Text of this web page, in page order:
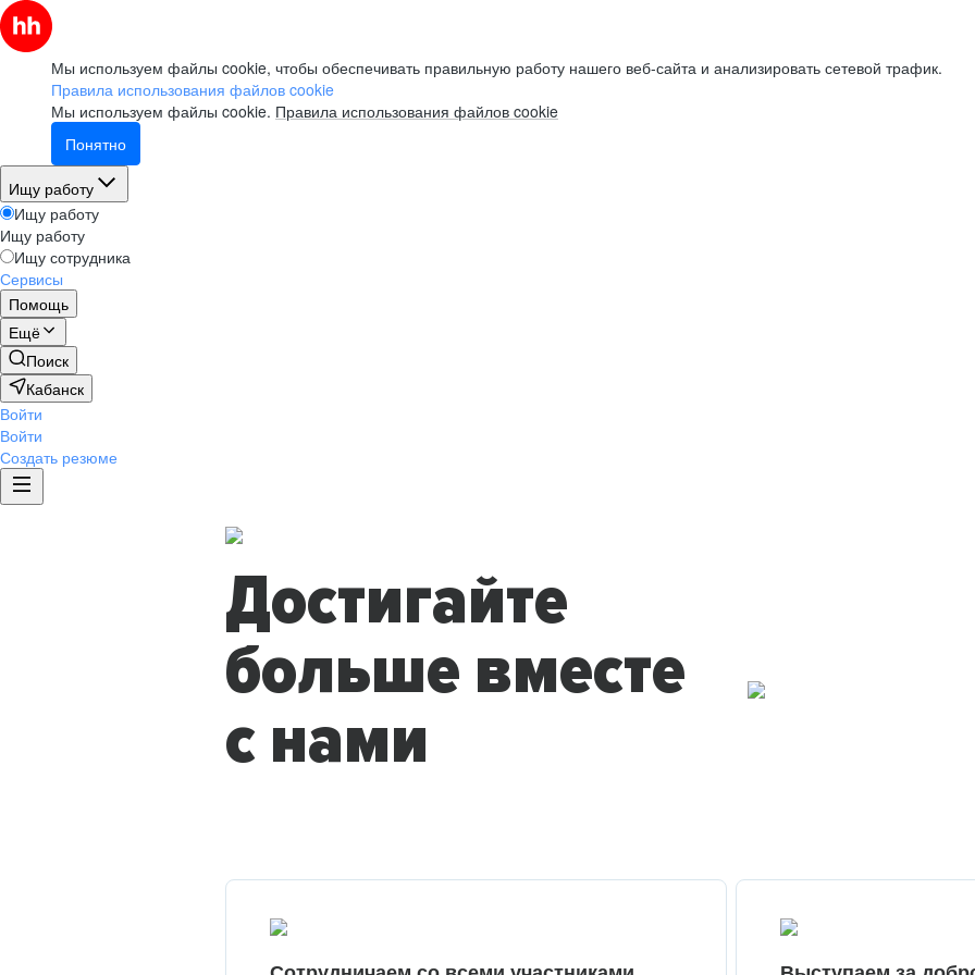
Мы используем файлы cookie, чтобы обеспечивать правильную работу нашего веб-сайта и анализировать сетевой трафик.
Правила использования файлов cookie
Мы используем файлы cookie. Правила использования файлов cookie
Понятно
Ищу работу
Ищу работу
Ищу работу
Ищу сотрудника
Сервисы
Помощь
Ещё
Поиск
Кабанск
Войти
Войти
Создать резюме
Достигайте
больше вместе
с нами